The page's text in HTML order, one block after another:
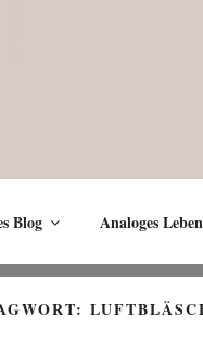
Blog Analoges Leben